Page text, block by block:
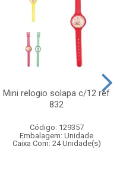
Mini relogio solapa c/12 ref
832
Código: 129357
Embalagem: Unidade
Caixa Com: 24 Unidade(s)